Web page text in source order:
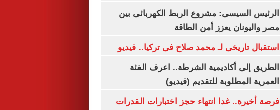
الرئيس السيسى: مشروع الربط الكهربائى بين
مصر واليونان يعزز أمن الطاقة
استقبال تاريخى لـ محمد صلاح فى تركيا.. فيديو
الطريق إلى أكاديمية الشرطة.. اعرف الفئة
العمرية المطلوبة للتقديم (فيديو)
فرصة أخيرة.. غدا انتهاء حجز اختبارات القدرات